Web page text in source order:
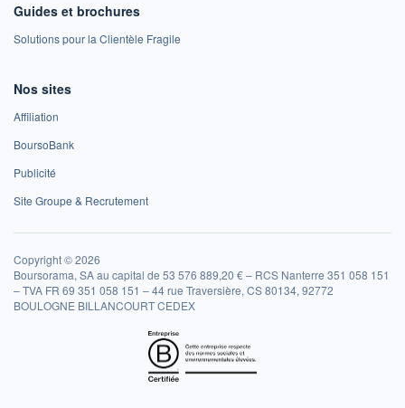
Guides et brochures
Solutions pour la Clientèle Fragile
Nos sites
Affiliation
BoursoBank
Publicité
Site Groupe & Recrutement
Copyright © 2026
Boursorama, SA au capital de 53 576 889,20 € – RCS Nanterre 351 058 151
– TVA FR 69 351 058 151 – 44 rue Traversière, CS 80134, 92772
BOULOGNE BILLANCOURT CEDEX